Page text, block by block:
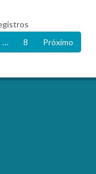
… 8 Próximo